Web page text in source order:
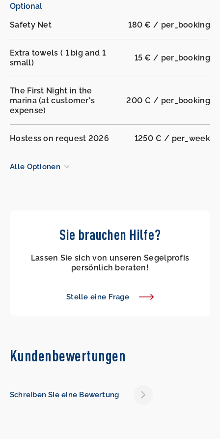
Optional
Safety Net
180 € / per_booking
Extra towels ( 1 big and 1
small)
15 € / per_booking
The First Night in the
marina (at customer's
expense)
200 € / per_booking
Hostess on request 2026 1250 € / per_week
Alle Optionen
Sie brauchen Hilfe?
Lassen Sie sich von unseren Segelprofis
persönlich beraten!
Stelle eine Frage
Kundenbewertungen
Schreiben Sie eine Bewertung